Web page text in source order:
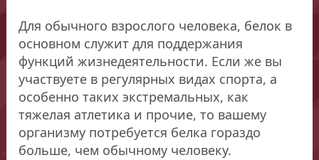
Для обычного взрослого человека, белок в
основном служит для поддержания
функций жизнедеятельности. Если же вы
участвуете в регулярных видах спорта, а
особенно таких экстремальных, как
тяжелая атлетика и прочие, то вашему
организму потребуется белка гораздо
больше, чем обычному человеку.